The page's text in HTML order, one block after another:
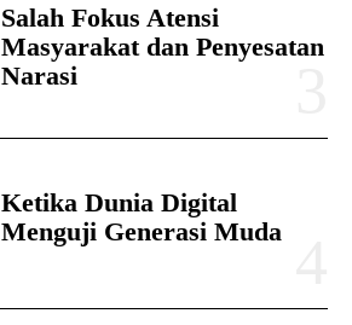
Salah Fokus Atensi
Masyarakat dan Penyesatan
Narasi
Ketika Dunia Digital
Menguji Generasi Muda